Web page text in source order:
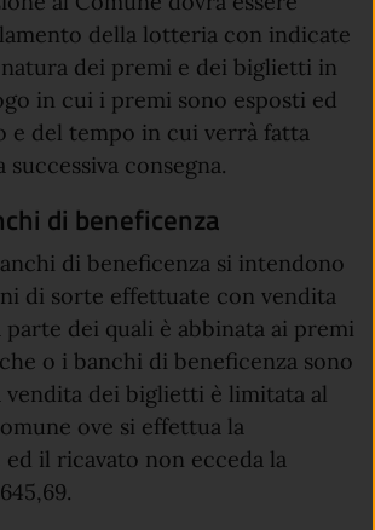
della lotteria con indicate
dei premi e dei biglietti in
in cui i premi sono esposti ed
e del tempo in cui verrà fatta
consegna.
di beneficenza
di beneficenza si intendono
di sorte effettuate con vendita
dei quali è abbinata ai premi
o i banchi di beneficenza sono
vendita dei biglietti è limitata al
ove si effettua la
ed il ricavato non ecceda la